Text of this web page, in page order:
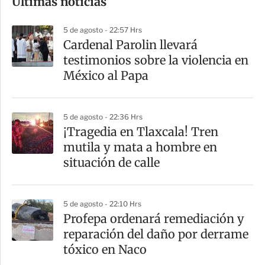
m
a
r
t
5 de agosto - 22:57 Hrs
Cardenal Parolin llevará
testimonios sobre la violencia en
México al Papa
5 de agosto - 22:36 Hrs
¡Tragedia en Tlaxcala! Tren
mutila y mata a hombre en
situación de calle
5 de agosto - 22:10 Hrs
Profepa ordenará remediación y
reparación del daño por derrame
tóxico en Naco